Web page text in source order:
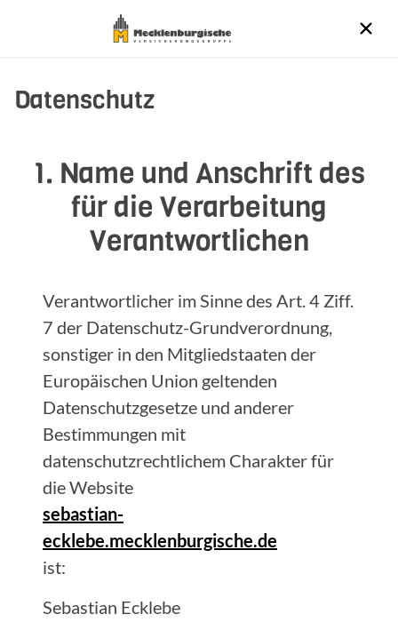
Datenschutz
1. Name und Anschrift des
für die Verarbeitung
Verantwortlichen
Verantwortlicher im Sinne des Art. 4 Ziff.
7 der Datenschutz-Grundverordnung,
sonstiger in den Mitgliedstaaten der
Europäischen Union geltenden
Datenschutzgesetze und anderer
Bestimmungen mit
datenschutzrechtlichem Charakter für
die Website
sebastian-
ecklebe.mecklenburgische.de
ist:
Sebastian Ecklebe